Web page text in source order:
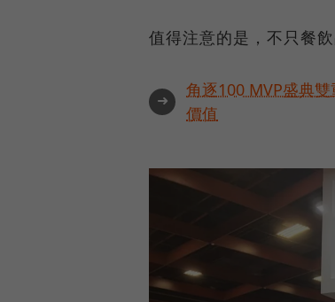
值得注意的是，不只餐
➜
角逐100 MVP盛典
價值